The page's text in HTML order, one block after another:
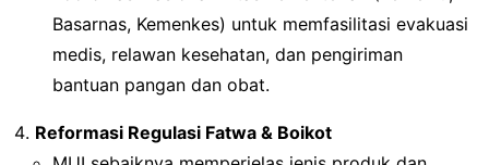
Basarnas, Kemenkes) untuk memfasilitasi evakuasi
medis, relawan kesehatan, dan pengiriman
bantuan pangan dan obat.
Reformasi Regulasi Fatwa & Boikot